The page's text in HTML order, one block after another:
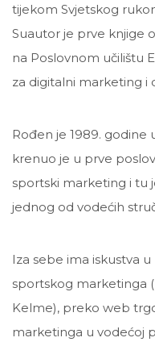
tijekom Svjetskog
Suautor je prve knjige
na Poslovnom učilištu
za digitalni marketing i
Rođen je 1989. godine
krenuo je u prve
sportski marketing i tu
jednog od vodećih
Iza sebe ima iskustva
sportskog marketinga
Kelme), preko web
marketinga u vodećoj